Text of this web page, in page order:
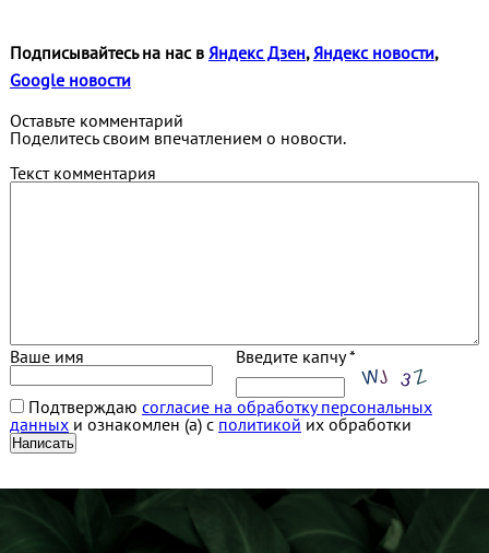
Подписывайтесь на нас в Яндекс Дзен,Яндекс новости,
Google новости
Оставьте комментарий
Поделитесь своим впечатлением о новости.
Текст комментария
Ваше имя Введите капчу *
Подтверждаю согласие на обработку персональных
данныхи ознакомлен (а) с политикой их обработки